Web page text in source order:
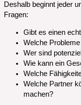
Deshalb beginnt jeder
Fragen:
Gibt es einen
Welche
Wer sind
Wie kann ein
Welche
Welche Partner
machen?